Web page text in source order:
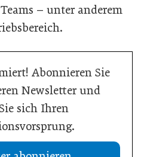
– unter anderem
Abonnieren Sie
Newsletter und
sich Ihren